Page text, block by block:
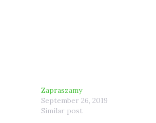
Zapraszamy
September 26, 2019
Similar post